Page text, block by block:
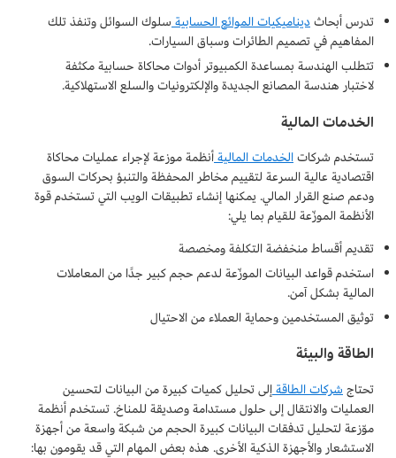
تدرس أبحاثديناميكيات الموائع الحسابيةسلوك السوائل وتنفذ تلك
المفاهيم في تصميم الطائرات وسباق السيارات.
تتطلب الهندسة بمساعدة الكمبيوتر أدوات محاكاة حسابية مكثفة
لاختبار هندسة المصانع الجديدة والإلكترونيات والسلع الاستهلاكية.
الخدمات المالية
تستخدم شركاتالخدمات الماليةأنظمة موزعة لإجراء عمليات محاكاة
اقتصادية عالية السرعة لتقييم مخاطر المحفظة والتنبؤ بحركات السوق
ودعم صنع القرار المالي. يمكنها إنشاء تطبيقات الويب التي تستخدم قوة
الأنظمة الموزّعة للقيام بما يلي:
تقديم أقساط منخفضة التكلفة ومخصصة
استخدم قواعد البيانات الموزّعة لدعم حجم كبير جدًا من المعاملات
المالية بشكل آمن.
توثيق المستخدمين وحماية العملاء من الاحتيال
الطاقة والبيئة
تحتاج شركات الطاقةإلى تحليل كميات كبيرة من البيانات لتحسين
العمليات والانتقال إلى حلول مستدامة وصديقة للمناخ. تستخدم أنظمة
موّزعة لتحليل تدفقات البيانات كبيرة الحجم من شبكة واسعة من أجهزة
الاستشعار والأجهزة الذكية الأخرى. هذه بعض المهام التي قد يقومون بها: